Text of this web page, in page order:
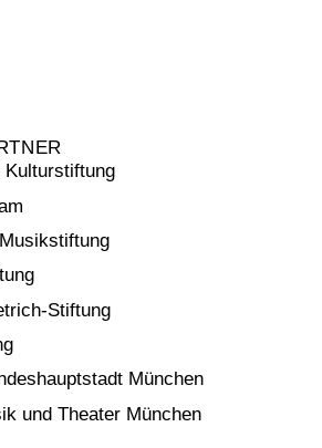
Kulturstiftung
Stiftung
München
und Theater München